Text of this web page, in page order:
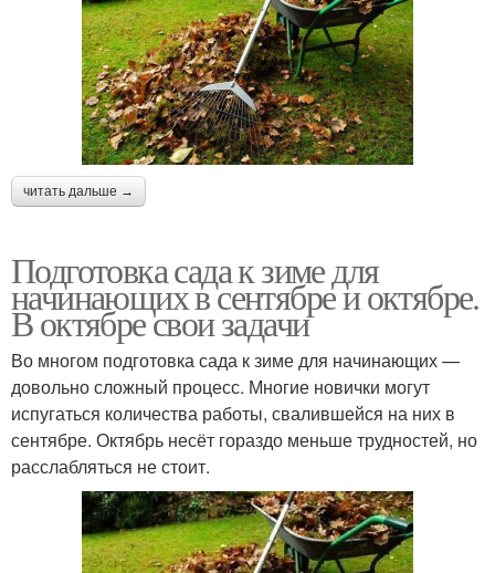
читать дальше →
Подготовка сада к зиме для
начинающих в сентябре и октябре.
В октябре свои задачи
Во многом подготовка сада к зиме для начинающих —
довольно сложный процесс. Многие новички могут
испугаться количества работы, свалившейся на них в
сентябре. Октябрь несёт гораздо меньше трудностей, но
расслабляться не стоит.